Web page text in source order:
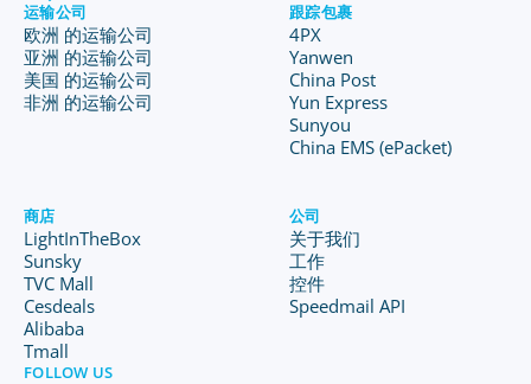
运输公司
欧洲 的运输公司
亚洲 的运输公司
美国 的运输公司
非洲 的运输公司
跟踪包裹
4PX
Yanwen
China Post
Yun Express
Sunyou
China EMS (ePacket)
商店
LightInTheBox
Sunsky
TVC Mall
Cesdeals
Alibaba
Tmall
公司
关于我们
工作
控件
Speedmail API
FOLLOW US